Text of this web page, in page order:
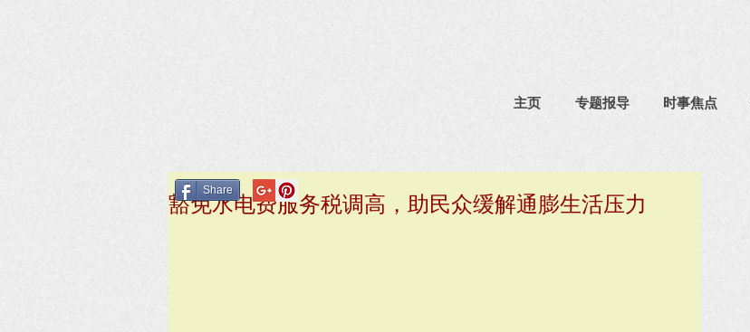
主页 专题报导 时事焦点
豁免水电费服务税调高，助民众缓解通膨生活压力
Share